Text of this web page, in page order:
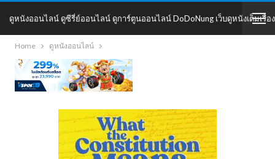
ดูหนังออนไลน์ ดูซีรี่ย์ออนไลน์ ดูการ์ตูนออนไลน์ DoDoNung เว็บดูหนังเต็มเรื่อง
DoDoNung
Home ดูหนังออนไลน์